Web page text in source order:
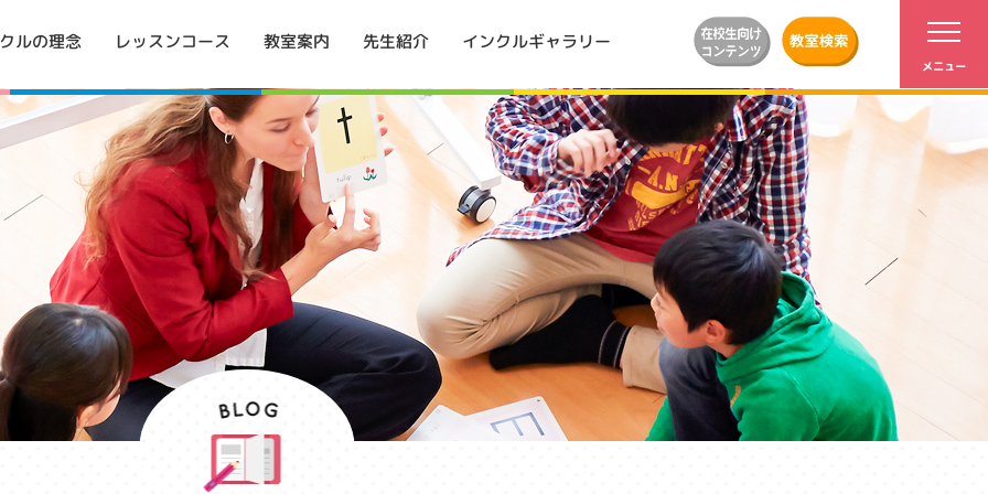
ルの理念 レッスンコース 教室案内 先生紹介 インクルギャラリー